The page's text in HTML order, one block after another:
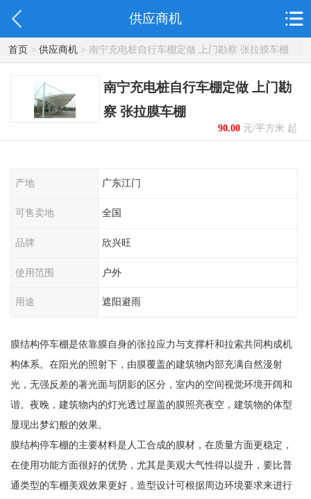
供应商机
首页> 供应商机> 南宁充电桩自行车棚定做 上门勘察 张拉膜车棚
南宁充电桩自行车棚定做 上门勘
察 张拉膜车棚
90.00元/平方米 起
产地 广东江门
可售卖地 全国
品牌 欣兴旺
使用范围 户外
用途 遮阳避雨
膜结构停车棚是依靠膜自身的张拉应力与支撑杆和拉索共同构成机
构体系。在阳光的照射下，由膜覆盖的建筑物内部充满自然漫射
光，无强反差的著光面与阴影的区分，室内的空间视觉环境开阔和
谐。夜晚，建筑物内的灯光透过屋盖的膜照亮夜空，建筑物的体型
显现出梦幻般的效果。
膜结构停车棚的主要材料是人工合成的膜材，在质量方面更稳定，
在使用功能方面很好的优势，尤其是美观大气性得以提升，要比普
通类型的车棚美观效果更好，造型设计可根据周边环境要求来进行